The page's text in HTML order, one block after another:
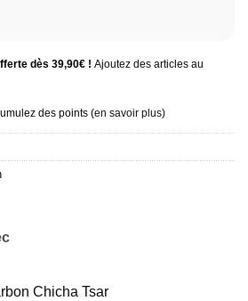
dès 39,90€ ! Ajoutez des articles au
des points (en savoir plus)
Chicha Tsar